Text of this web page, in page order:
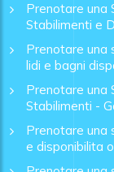
Prenotare una
Stabilimenti e
Prenotare una
lidi e bagni
Prenotare una
Stabilimenti -
Prenotare una
e disponibilita